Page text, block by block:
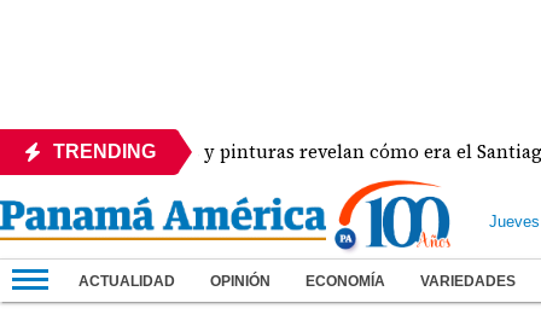
TRENDING
inéditas y pinturas revelan cómo era el Santiago de
ACTUALIDAD OPINIÓN ECONOMÍA VARIEDADES